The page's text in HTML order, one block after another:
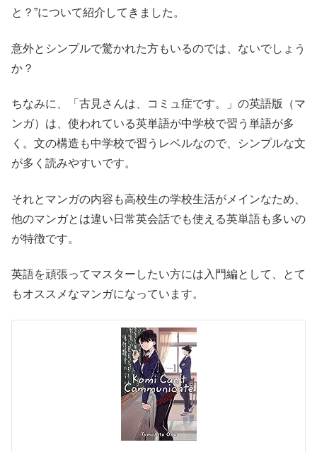
と？”について紹介してきました。
意外とシンプルで驚かれた方もいるのでは、ないでしょう
か？
ちなみに、「古見さんは、コミュ症です。」の英語版（マ
ンガ）は、使われている英単語が中学校で習う単語が多
く。文の構造も中学校で習うレベルなので、シンプルな文
が多く読みやすいです。
それとマンガの内容も高校生の学校生活がメインなため、
他のマンガとは違い日常英会話でも使える英単語も多いの
が特徴です。
英語を頑張ってマスターしたい方には入門編として、とて
もオススメなマンガになっています。